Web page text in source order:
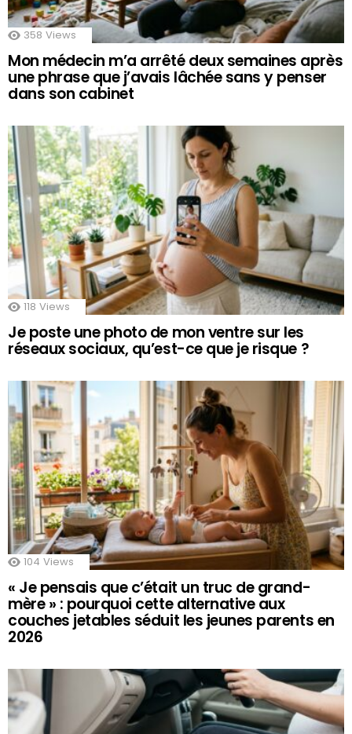
358 Views
Mon médecin m’a arrêté deux semaines après
une phrase que j’avais lâchée sans y penser
dans son cabinet
118 Views
Je poste une photo de mon ventre sur les
réseaux sociaux, qu’est-ce que je risque ?
104 Views
« Je pensais que c’était un truc de grand-
mère » : pourquoi cette alternative aux
couches jetables séduit les jeunes parents en
2026